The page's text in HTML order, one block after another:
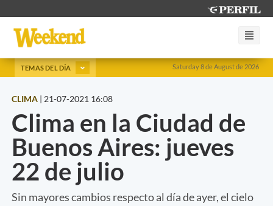
Saturday 8 de August de 2026
TEMAS DEL DÍA
CLIMA | 21-07-2021 16:08
Clima en la Ciudad de
Buenos Aires: jueves
22 de julio
Sin mayores cambios respecto al día de ayer, el cielo